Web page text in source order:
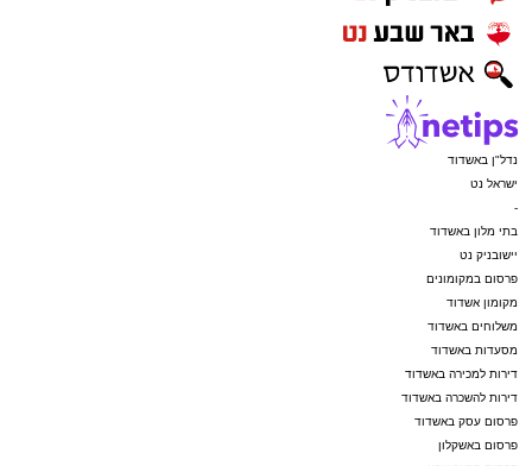
נדל"ן באשדוד
ישראל נט
-
בתי מלון באשדוד
יישובניק נט
פרסום במקומונים
מקומון אשדוד
משלוחים באשדוד
מסעדות באשדוד
דירות למכירה באשדוד
דירות להשכרה באשדוד
פרסום עסק באשדוד
פרסום באשקלון